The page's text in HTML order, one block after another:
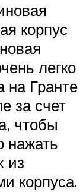
корпус
легко
на Гранте
за счет
чтобы
нажать
из
корпуса.